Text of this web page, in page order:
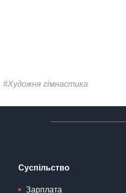
#Художня гімнастика
Суспільство
Зарплата